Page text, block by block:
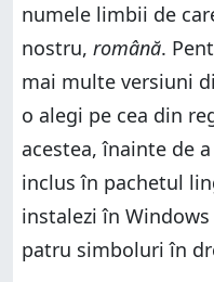
numele limbii de
nostru, română.
mai multe versiuni
o alegi pe cea din
acestea, înainte de
inclus în pachetul
instalezi în
patru simboluri în